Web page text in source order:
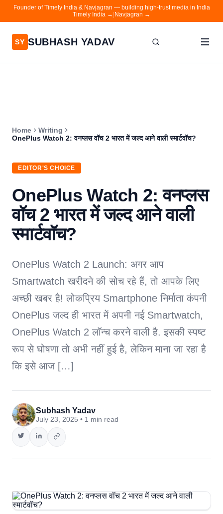
Founder of Timely India & Navjagran — building high-trust media in India
Timely India → Navjagran →
SY SUBHASH YADAV
Contact
Navjagran
Home
Writing
OnePlus Watch 2: वनप्लस वॉच 2 भारत में जल्द आने वाली स्मार्टवॉच?
EDITOR'S CHOICE
OnePlus Watch 2: वनप्लस
वॉच 2 भारत में जल्द आने वाली
स्मार्टवॉच?
OnePlus Watch 2 Launch: अगर आप
Smartwatch खरीदने की सोच रहे हैं, तो आपके लिए
अच्छी खबर है! लोकप्रिय Smartphone निर्माता कंपनी
OnePlus जल्द ही भारत में अपनी नई Smartwatch,
OnePlus Watch 2 लॉन्च करने वाली है. इसकी स्पष्ट
रूप से घोषणा तो अभी नहीं हुई है, लेकिन माना जा रहा है
कि इसे आज […]
Subhash Yadav
July 23, 2025 • 1 min read